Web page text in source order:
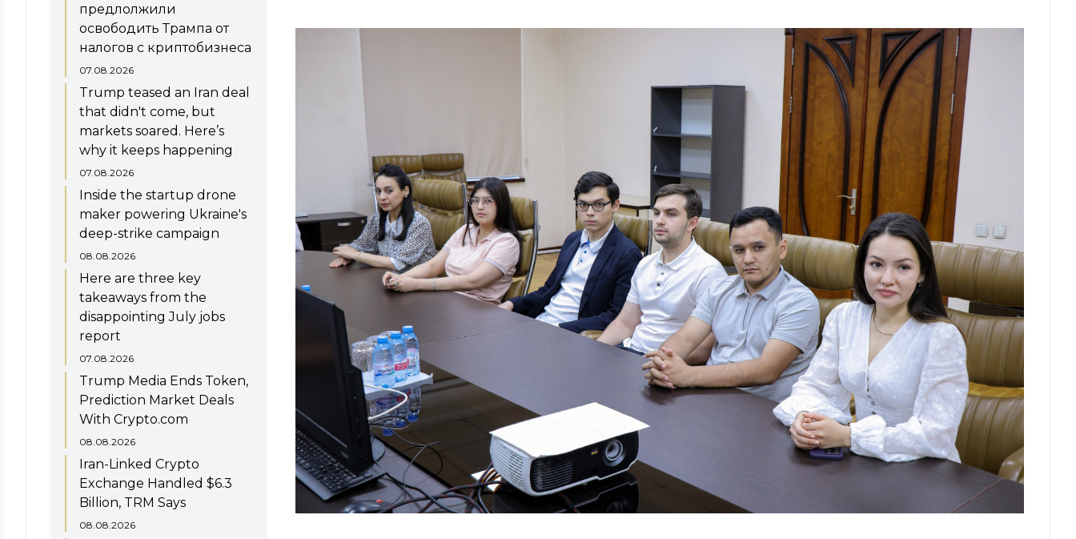
предлолжили
освободить Трампа от
налогов с криптобизнеса
07.08.2026
Trump teased an Iran deal
that didn't come, but
markets soared. Here’s
why it keeps happening
07.08.2026
Inside the startup drone
maker powering Ukraine's
deep-strike campaign
08.08.2026
Here are three key
takeaways from the
disappointing July jobs
report
07.08.2026
Trump Media Ends Token,
Prediction Market Deals
With Crypto.com
08.08.2026
Iran-Linked Crypto
Exchange Handled $6.3
Billion, TRM Says
08.08.2026